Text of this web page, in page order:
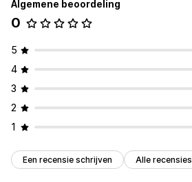
Algemene beoordeling
0
5
4
3
2
1
Een recensie schrijven Alle recensies